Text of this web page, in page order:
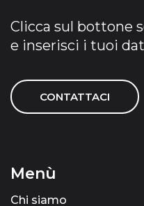
Clicca sul bottone
e inserisci i tuoi
CONTATTACI
Menù
Chi siamo